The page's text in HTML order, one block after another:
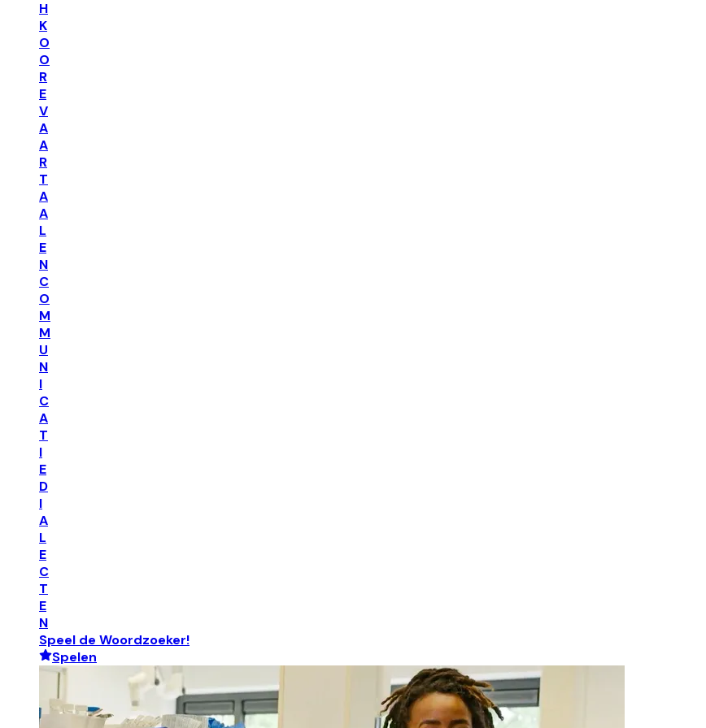
H
K
O
O
R
E
V
A
A
R
T
A
A
L
E
N
C
O
M
M
U
N
I
C
A
T
I
E
D
I
A
L
E
C
T
E
N
Speel de Woordzoeker!
Spelen